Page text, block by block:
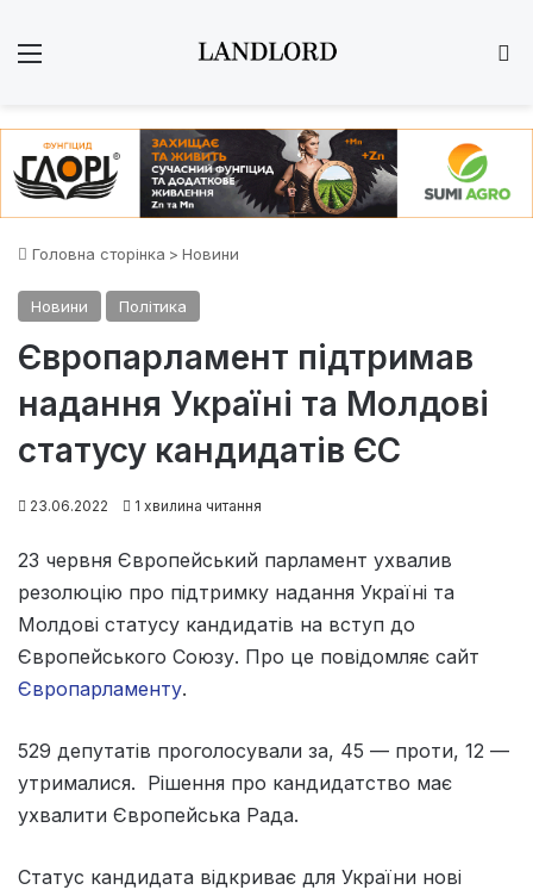
Головна сторінка > Новини
Новини Політика
Європарламент підтримав
надання Україні та Молдові
статусу кандидатів ЄС
23.06.2022 1 хвилина читання
23 червня Європейський парламент ухвалив
резолюцію про підтримку надання Україні та
Молдові статусу кандидатів на вступ до
Європейського Союзу. Про це повідомляє сайт
Європарламенту.
529 депутатів проголосували за, 45 — проти, 12 —
утрималися. Рішення про кандидатство має
ухвалити Європейська Рада.
Статус кандидата відкриває для України нові